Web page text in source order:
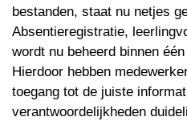
bestanden, staat nu netjes
Absentieregistratie,
wordt nu beheerd binnen
Hierdoor hebben
toegang tot de juiste
verantwoordelijkheden